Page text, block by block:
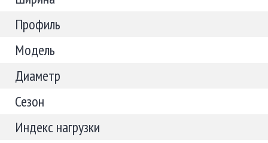
Профиль
Модель
Диаметр
Сезон
Индекс нагрузки